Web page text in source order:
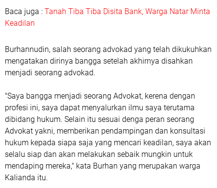
Baca juga : Tanah Tiba Tiba Disita Bank, Warga Natar Minta
Keadilan
Burhannudin, salah seorang advokad yang telah dikukuhkan
mengatakan dirinya bangga setelah akhirnya disahkan
menjadi seorang advokad.
"Saya bangga menjadi seorang Advokat, kerena dengan
profesi ini, saya dapat menyalurkan ilmu saya terutama
dibidang hukum. Selain itu sesuai denga peran seorang
Advokat yakni, memberikan pendampingan dan konsultasi
hukum kepada siapa saja yang mencari keadilan, saya akan
selalu siap dan akan melakukan sebaik mungkin untuk
mendaping mereka," kata Burhan yang merupakan warga
Kalianda itu.